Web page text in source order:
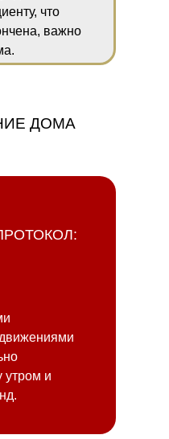
что
важно
ДОМА
утром и